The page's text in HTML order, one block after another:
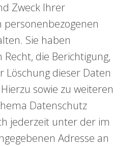
Zweck Ihrer
personenbezogenen
Sie haben
die Berichtigung,
Löschung dieser Daten
sowie zu weiteren
Datenschutz
jederzeit unter der im
Adresse an